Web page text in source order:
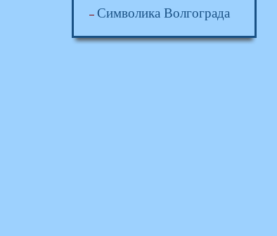
Символика Волгограда